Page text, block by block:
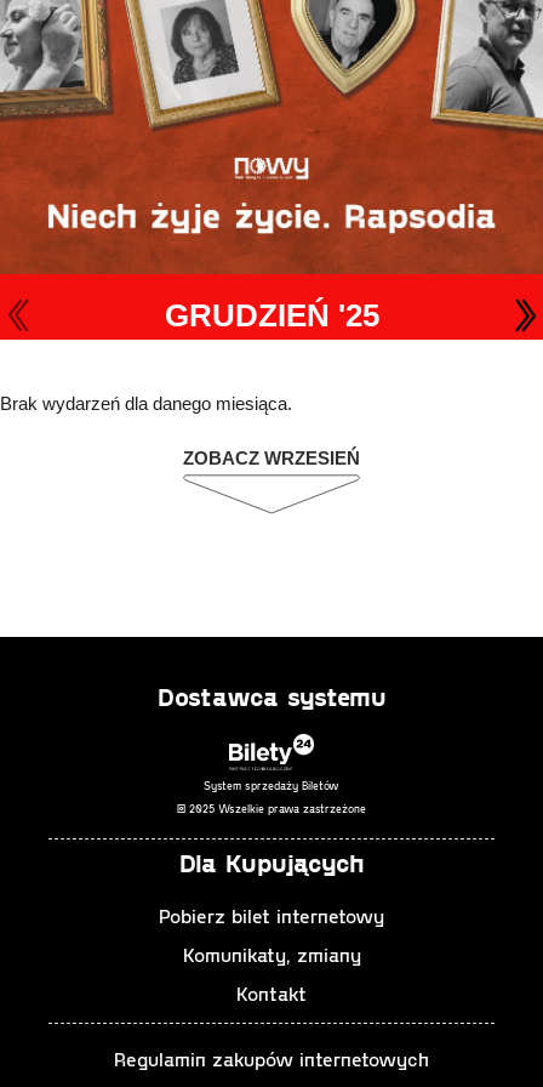
GRUDZIEŃ '25
Brak wydarzeń dla danego miesiąca.
ZOBACZ WRZESIEŃ
Dostawca systemu
System sprzedaży Biletów
© 2025 Wszelkie prawa zastrzeżone
Dla Kupujących
Pobierz bilet internetowy
Komunikaty, zmiany
Kontakt
Regulamin zakupów internetowych